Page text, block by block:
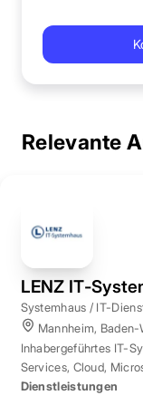
Relevante
LENZ IT-
Systemhaus / IT-
Mannheim,
Inhabergeführtes IT-
Services, Cloud,
der Region Rhein-
Dienstleistungen